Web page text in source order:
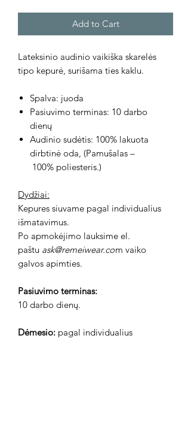
Add to Cart
Lateksinio audinio vaikiška skarelės
tipo kepurė, surišama ties kaklu.
Spalva: juoda
Pasiuvimo terminas: 10 darbo
dienų
Audinio sudėtis: 100% lakuota
dirbtinė oda, (Pamušalas –
100% poliesteris.)
Dydžiai:
Kepures siuvame pagal individualius
išmatavimus.
Po apmokėjimo lauksime el.
paštu ask@remeiwear.com vaiko
galvos apimties.
Pasiuvimo terminas:
10 darbo dienų.
Dėmesio: pagal individualius